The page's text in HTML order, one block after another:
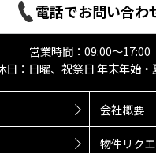
電話でお問い合わ
営業時間：09:00～17:00
日：日曜、祝祭日 年末年始・
会社概要
物件リク